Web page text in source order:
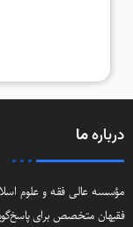
دربارهما
مؤسسه عالی فقه و علوم
فقیهان متخصص برای